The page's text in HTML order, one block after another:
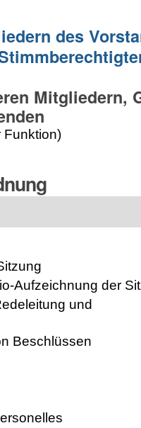
des
Mitgliedern,
Funktion)
Aufzeichnung der
und
Beschlüssen